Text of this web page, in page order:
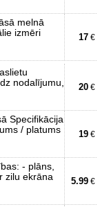
melnā
izmēri
17 €
nodalījumu,
20 €
Specifikācija
/ platums
19 €
- plāns,
zilu ekrāna
5.99 €